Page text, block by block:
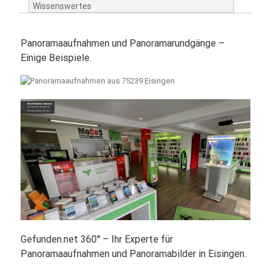
Wissenswertes
Panoramaaufnahmen und Panoramarundgänge –
Einige Beispiele.
Gefunden.net 360° – Ihr Experte für
Panoramaaufnahmen und Panoramabilder in Eisingen.